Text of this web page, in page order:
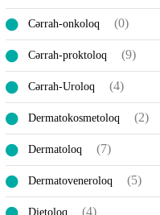
Cərrah-onkoloq (0)
Cərrah-proktoloq (9)
Cərrah-Uroloq (4)
Dermatokosmetoloq (2)
Dermatoloq (7)
Dermatoveneroloq (5)
Dietoloq (4)